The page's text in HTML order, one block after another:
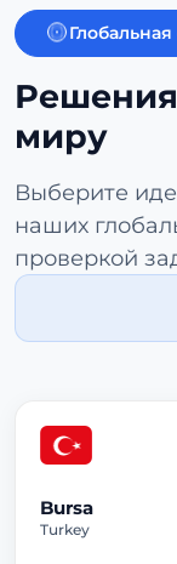
Глобальная
миру
Выберите
наших
проверкой
Bursa
Turkey